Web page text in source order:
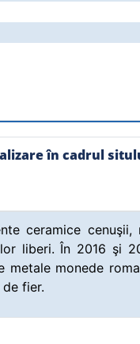
în cadrul
ceramice cenuşii,
liberi. În 2016 şi
metale monede
fier.